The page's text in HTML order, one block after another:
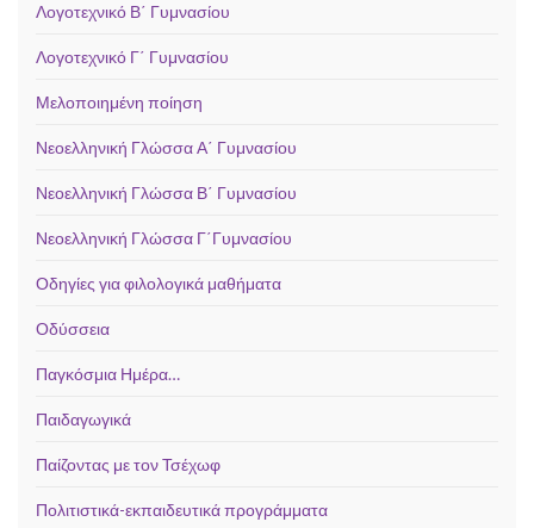
Λογοτεχνικό Β΄ Γυμνασίου
Λογοτεχνικό Γ΄ Γυμνασίου
Μελοποιημένη ποίηση
Νεοελληνική Γλώσσα Α΄ Γυμνασίου
Νεοελληνική Γλώσσα Β΄ Γυμνασίου
Νεοελληνική Γλώσσα Γ΄Γυμνασίου
Οδηγίες για φιλολογικά μαθήματα
Οδύσσεια
Παγκόσμια Ημέρα…
Παιδαγωγικά
Παίζοντας με τον Τσέχωφ
Πολιτιστικά-εκπαιδευτικά προγράμματα